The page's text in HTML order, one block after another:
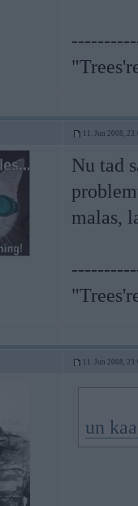
11. Jun 2008,
Nu tad
malas,
11. Jun 2008,
un